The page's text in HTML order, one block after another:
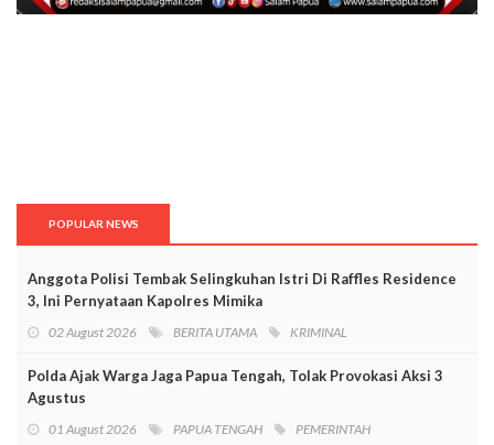
POPULAR NEWS
Anggota Polisi Tembak Selingkuhan Istri Di Raffles Residence
3, Ini Pernyataan Kapolres Mimika
02 August 2026 BERITA UTAMA KRIMINAL
Polda Ajak Warga Jaga Papua Tengah, Tolak Provokasi Aksi 3
Agustus
01 August 2026 PAPUA TENGAH PEMERINTAH